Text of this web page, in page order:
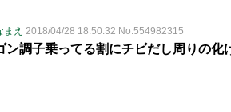
まえ 2018/04/28 18:50:32 No.554982315
ン調子乗ってる割にチビだし周りの